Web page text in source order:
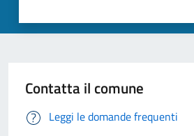
Contatta il comune
Leggi le domande frequenti